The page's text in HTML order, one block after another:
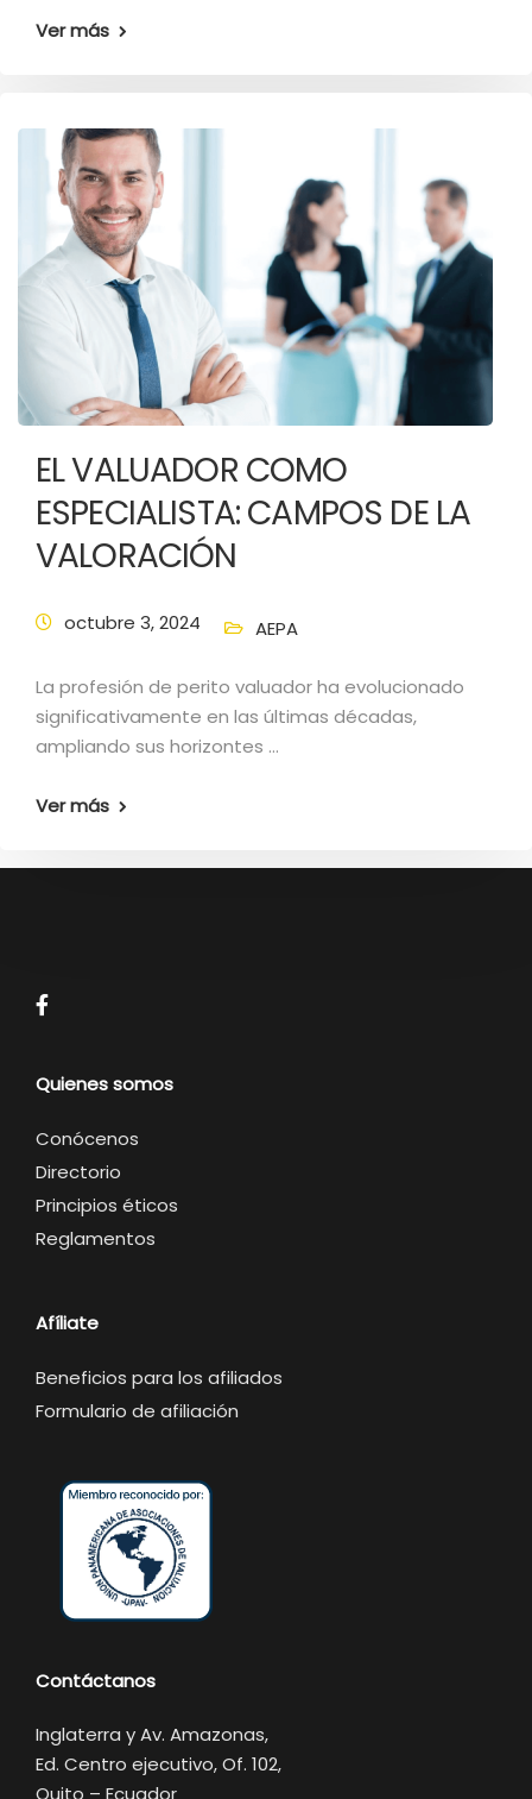
Ver más
EL VALUADOR COMO
ESPECIALISTA: CAMPOS DE LA
VALORACIÓN
octubre 3, 2024 AEPA
La profesión de perito valuador ha evolucionado
significativamente en las últimas décadas,
ampliando sus horizontes …
Ver más
Quienes somos
Conócenos
Directorio
Principios éticos
Reglamentos
Afíliate
Beneficios para los afiliados
Formulario de afiliación
Contáctanos
Inglaterra y Av. Amazonas,
Ed. Centro ejecutivo, Of. 102,
Quito – Ecuador